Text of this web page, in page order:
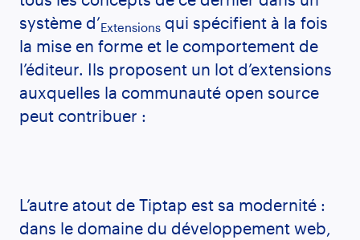
système d’Extensions qui spécifient à la fois
la mise en forme et le comportement de
l’éditeur. Ils proposent un lot d’extensions
auxquelles la communauté open source
peut contribuer :
L’autre atout de Tiptap est sa modernité :
dans le domaine du développement web,